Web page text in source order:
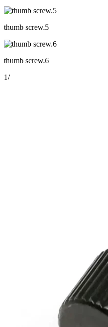
thumb screw.5
thumb screw.6
1/